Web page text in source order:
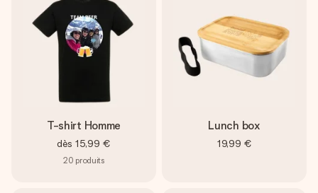
T-shirt Homme
dès 15,99 €
20 produits
Lunch box
19,99 €